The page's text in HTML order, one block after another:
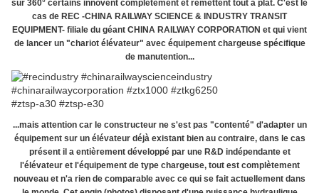
sur 360° certains innovent complètement et remettent tout à plat. C'est le
cas de REC -CHINA RAILWAY SCIENCE & INDUSTRY TRANSIT
EQUIPMENT- filiale du géant CHINA RAILWAY CORPORATION et qui vient
de lancer un "chariot élévateur" avec équipement chargeuse spécifique
de manutention...
...mais attention car le constructeur ne s'est pas "contenté" d'adapter un
équipement sur un élévateur déjà existant bien au contraire, dans le cas
présent il a entièrement développé par une R&D indépendante et
l'élévateur et l'équipement de type chargeuse, tout est complètement
nouveau et n'a rien de comparable avec ce qui se fait actuellement dans